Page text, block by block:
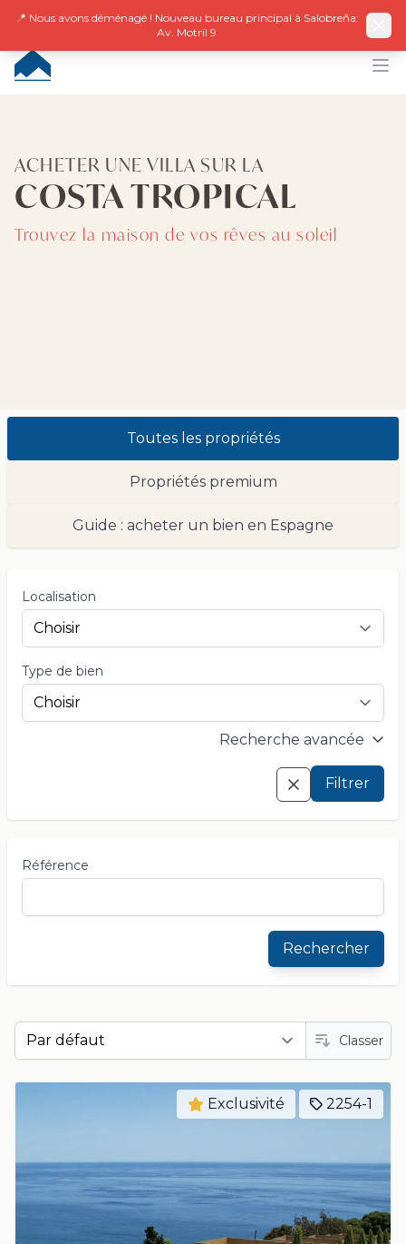
FacebookInstagramLinkedIn
📍 Nous avons déménagé ! Nouveau bureau principal à Salobreña:
Av. Motril 9
EN ES DE NL FR
CUMBRE VILLAS
ACHETER UNE VILLA SUR LA
COSTA TROPICAL
Trouvez la maison de vos rêves au soleil
Toutes les propriétés
Propriétés premium
Guide : acheter un bien en Espagne
Localisation
Type de bien
Recherche avancée
Filtrer
Référence
Rechercher
Classer
Exclusivité 2254-1